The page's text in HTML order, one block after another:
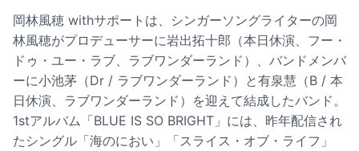
岡林風穂 withサポートは、シンガーソングライターの岡
林風穂がプロデューサーに岩出拓十郎（本日休演、フー・
ドゥ・ユー・ラブ、ラブワンダーランド）、バンドメンバ
ーに小池茅（Dr / ラブワンダーランド）と有泉慧（B / 本
日休演、ラブワンダーランド）を迎えて結成したバンド。
1stアルバム「BLUE IS SO BRIGHT」には、昨年配信され
たシングル「海のにおい」「スライス・オブ・ライフ」